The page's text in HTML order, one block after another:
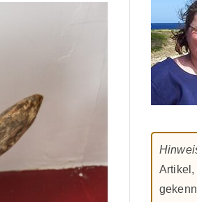
Artikel,